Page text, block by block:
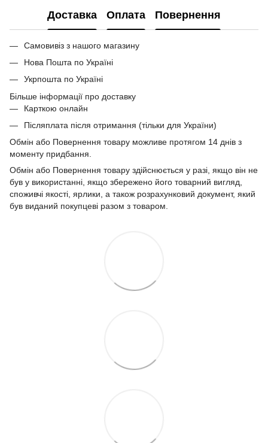
Доставка Оплата Повернення
Самовивіз з нашого магазину
Нова Пошта по Україні
Укрпошта по Україні
Більше інформації про доставку
Карткою онлайн
Післяплата після отримання (тільки для України)
Обмін або Повернення товару можливе протягом 14 днів з
моменту придбання.
Обмін або Повернення товару здійснюється у разі, якщо він не
був у використанні, якщо збережено його товарний вигляд,
споживчі якості, ярлики, а також розрахунковий документ, який
був виданий покупцеві разом з товаром.